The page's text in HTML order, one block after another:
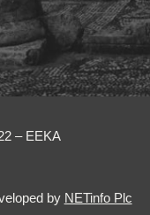
– EEKA
by NETinfo Plc